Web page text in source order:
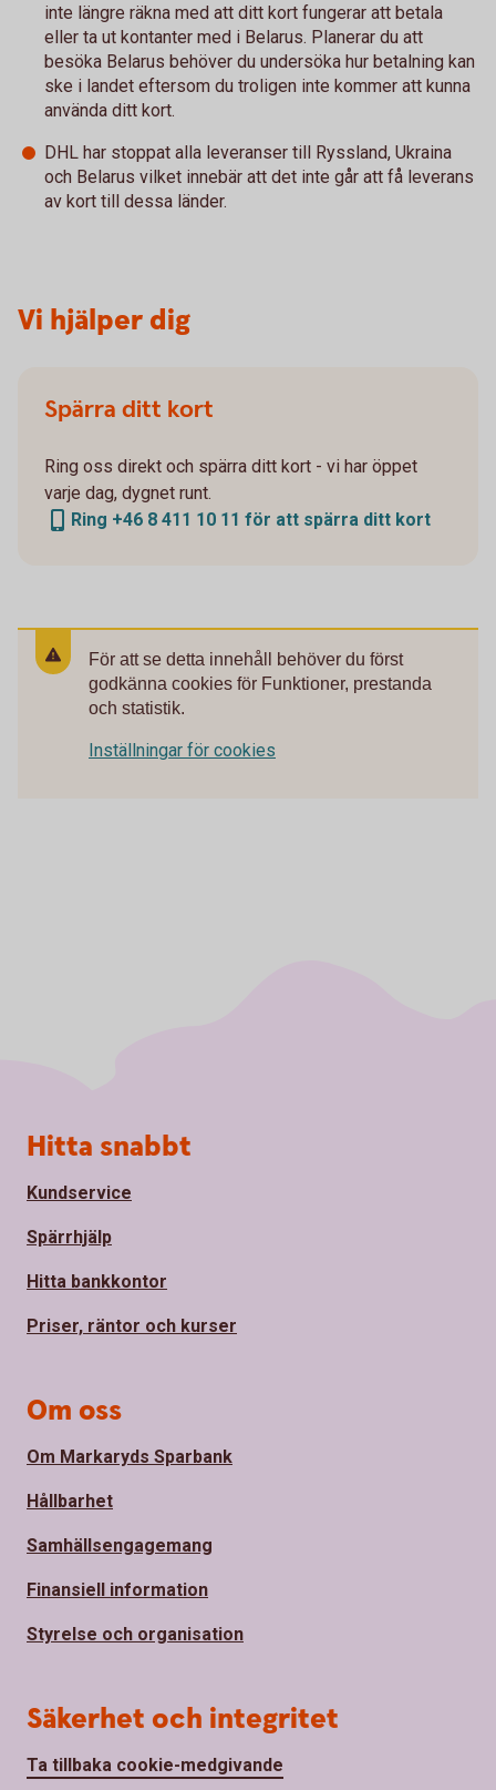
inte längre räkna med att ditt kort fungerar att betala
eller ta ut kontanter med i Belarus. Planerar du att
besöka Belarus behöver du undersöka hur betalning kan
ske i landet eftersom du troligen inte kommer att kunna
använda ditt kort.
DHL har stoppat alla leveranser till Ryssland, Ukraina
och Belarus vilket innebär att det inte går att få leverans
av kort till dessa länder.
Vi hjälper dig
Spärra ditt kort
Ring oss direkt och spärra ditt kort - vi har öppet
varje dag, dygnet runt.
Ring +46 8 411 10 11 för att spärra ditt kort
För att se detta innehåll behöver du först
godkänna cookies för Funktioner, prestanda
och statistik.
Inställningar för cookies
Sidfot
Hitta snabbt
Kundservice
Spärrhjälp
Hitta bankkontor
Priser, räntor och kurser
Om oss
Om Markaryds Sparbank
Hållbarhet
Samhällsengagemang
Finansiell information
Styrelse och organisation
Säkerhet och integritet
Ta tillbaka cookie-medgivande